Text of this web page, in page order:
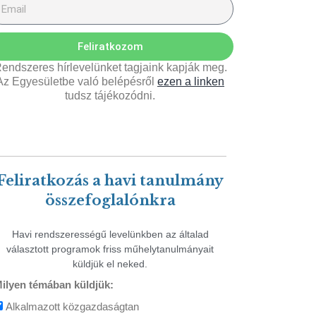
Feliratkozom
hírlevelünket tagjaink kapják meg.
Egyesületbe való belépésről ezen a linken
tudsz tájékozódni.
a havi tanulmány
összefoglalónkra
Havi rendszerességű levelünkben az általad
választott programok friss műhelytanulmányait
küldjük el neked.
témában küldjük:
Alkalmazott közgazdaságtan